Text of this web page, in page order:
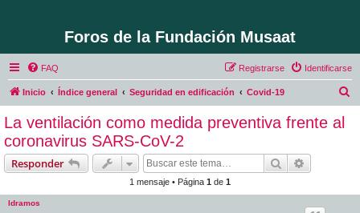
Foros de la Fundación Musaat
FAQ Identificarse
Registrarse
Inicio Índice general Seguridad en edificación Covid-19
La ventilación como medida preventiva frente al
coronavirus SARS-CoV-2
Responder Buscar
1 mensaje • Página 1 de 1
ldramos